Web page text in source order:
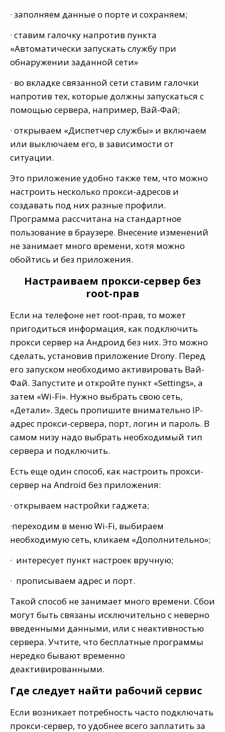
· заполняем данные о порте и сохраняем;
· ставим галочку напротив пункта
«Автоматически запускать службу при
обнаружении заданной сети»
· во вкладке связанной сети ставим галочки
напротив тех, которые должны запускаться с
помощью сервера, например, Вай-Фай;
· открываем «Диспетчер службы» и включаем
или выключаем его, в зависимости от
ситуации.
Это приложение удобно также тем, что можно
настроить несколько прокси-адресов и
создавать под них разные профили.
Программа рассчитана на стандартное
пользование в браузере. Внесение изменений
не занимает много времени, хотя можно
обойтись и без приложения.
Настраиваем прокси-сервер без
root-прав
Если на телефоне нет root-прав, то может
пригодиться информация, как подключить
прокси сервер на Андроид без них. Это можно
сделать, установив приложение Drony. Перед
его запуском необходимо активировать Вай-
Фай. Запустите и откройте пункт «Settings», а
затем «Wi-Fi». Нужно выбрать свою сеть,
«Детали». Здесь пропишите внимательно IP-
адрес прокси-сервера, порт, логин и пароль. В
самом низу надо выбрать необходимый тип
сервера и подключить.
Есть еще один способ, как настроить прокси-
сервер на Android без приложения:
· открываем настройки гаджета;
·переходим в меню Wi-Fi, выбираем
необходимую сеть, кликаем «Дополнительно»;
· интересует пункт настроек вручную;
· прописываем адрес и порт.
Такой способ не занимает много времени. Сбои
могут быть связаны исключительно с неверно
введенными данными, или с неактивностью
сервера. Учтите, что бесплатные программы
нередко бывают временно
деактивированными.
Где следует найти рабочий сервис
Если возникает потребность часто подключать
прокси-сервер, то удобнее всего заплатить за